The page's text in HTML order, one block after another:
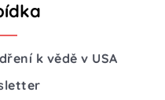
k vědě v USA